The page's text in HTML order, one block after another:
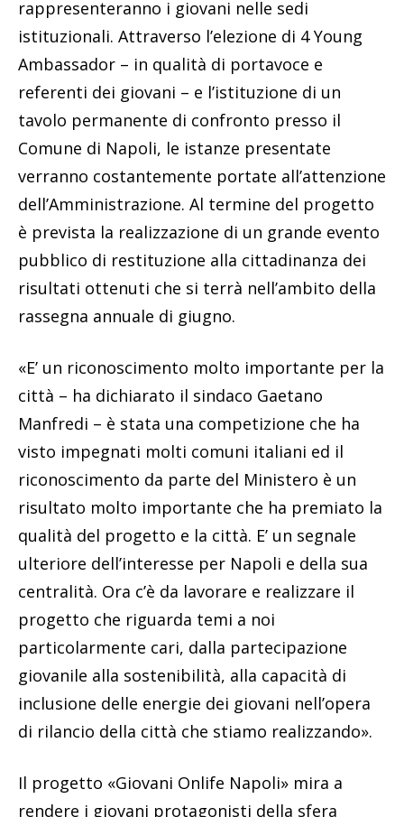
rappresenteranno i giovani nelle sedi
istituzionali. Attraverso l’elezione di 4 Young
Ambassador – in qualità di portavoce e
referenti dei giovani – e l’istituzione di un
tavolo permanente di confronto presso il
Comune di Napoli, le istanze presentate
verranno costantemente portate all’attenzione
dell’Amministrazione. Al termine del progetto
è prevista la realizzazione di un grande evento
pubblico di restituzione alla cittadinanza dei
risultati ottenuti che si terrà nell’ambito della
rassegna annuale di giugno.
«E’ un riconoscimento molto importante per la
città – ha dichiarato il sindaco Gaetano
Manfredi – è stata una competizione che ha
visto impegnati molti comuni italiani ed il
riconoscimento da parte del Ministero è un
risultato molto importante che ha premiato la
qualità del progetto e la città. E’ un segnale
ulteriore dell’interesse per Napoli e della sua
centralità. Ora c’è da lavorare e realizzare il
progetto che riguarda temi a noi
particolarmente cari, dalla partecipazione
giovanile alla sostenibilità, alla capacità di
inclusione delle energie dei giovani nell’opera
di rilancio della città che stiamo realizzando».
Il progetto «Giovani Onlife Napoli» mira a
rendere i giovani protagonisti della sfera